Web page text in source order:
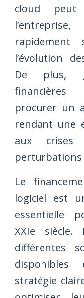
cloud peut
rapidement
l’évolution
De plus,
financières
procurer un
rendant une
aux crises
Le
logiciel est
essentielle
XXIe siècle.
différentes
stratégie